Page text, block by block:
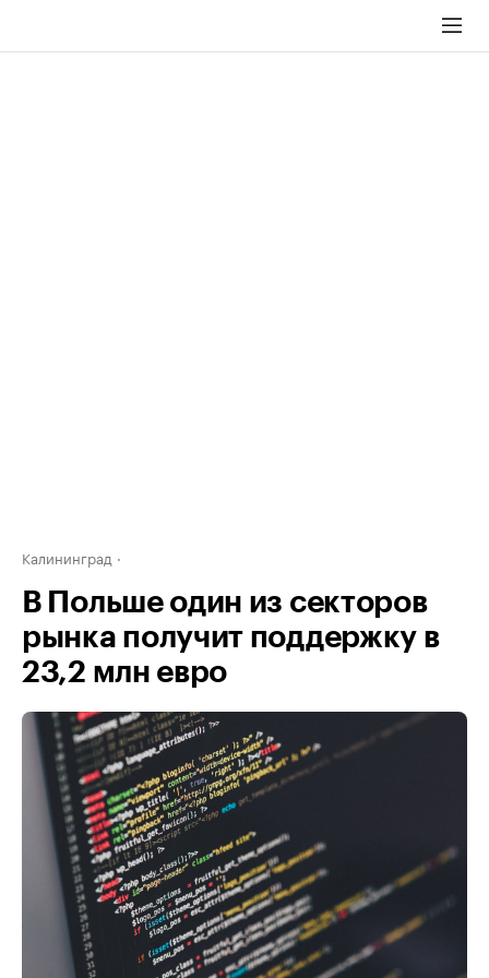
Калининград
В Польше один из секторов
рынка получит поддержку в
23,2 млн евро